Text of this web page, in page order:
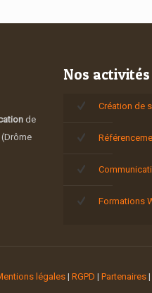
de
Nos activités
Création de
Formations
légales |RGPD |Partenaires